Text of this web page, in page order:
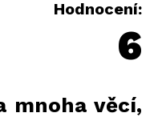
Hodnocení:
6
mnoha věcí,